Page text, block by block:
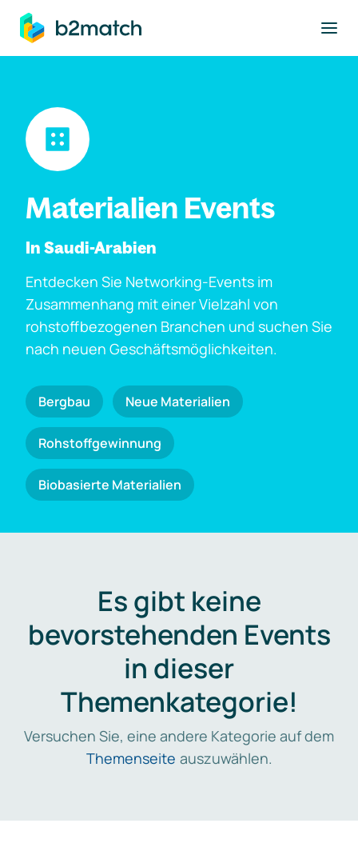
springen
Materialien Events
In Saudi-Arabien
Entdecken Sie Networking-Events im
Zusammenhang mit einer Vielzahl von
rohstoffbezogenen Branchen und suchen Sie
nach neuen Geschäftsmöglichkeiten.
Bergbau Neue Materialien
Rohstoffgewinnung
Biobasierte Materialien
Es gibt keine
bevorstehenden Events
in dieser
Themenkategorie!
Versuchen Sie, eine andere Kategorie auf dem
Themenseite auszuwählen.